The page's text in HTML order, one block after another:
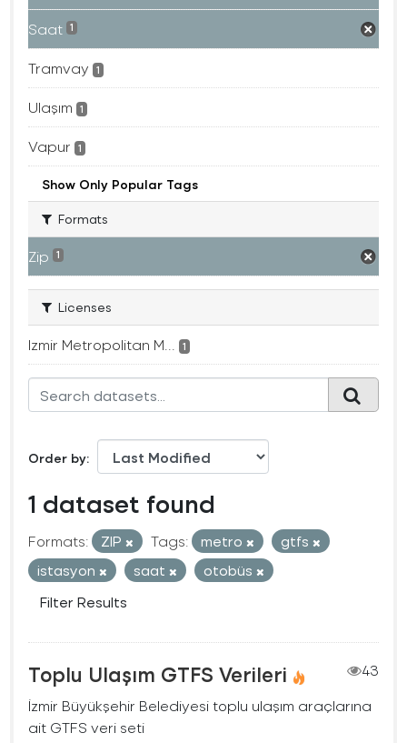
Saat 1
Tramvay 1
Ulaşım 1
Vapur 1
Show Only Popular Tags
Formats
Zip 1
Licenses
Izmir Metropolitan M... 1
Order by
1 dataset found
Formats: ZIP Tags: metro
gtfs
istasyon
saat
otobüs
Filter Results
Toplu Ulaşım GTFS Verileri
43
İzmir Büyükşehir Belediyesi toplu ulaşım araçlarına
ait GTFS veri seti